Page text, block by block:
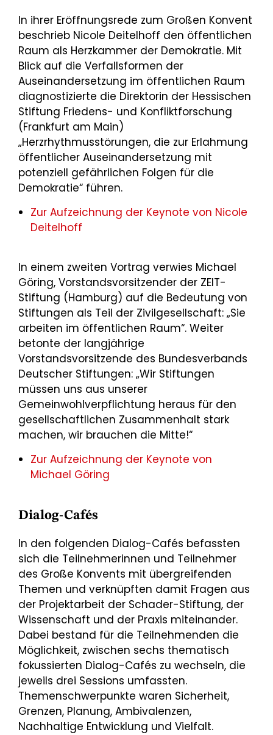
In ihrer Eröffnungsrede zum Großen Konvent
beschrieb Nicole Deitelhoff den öffentlichen
Raum als Herzkammer der Demokratie. Mit
Blick auf die Verfallsformen der
Auseinandersetzung im öffentlichen Raum
diagnostizierte die Direktorin der Hessischen
Stiftung Friedens- und Konfliktforschung
(Frankfurt am Main)
„Herzrhythmusstörungen, die zur Erlahmung
öffentlicher Auseinandersetzung mit
potenziell gefährlichen Folgen für die
Demokratie“ führen.
Zur Aufzeichnung der Keynote von Nicole
Deitelhoff
In einem zweiten Vortrag verwies Michael
Göring, Vorstandsvorsitzender der ZEIT-
Stiftung (Hamburg) auf die Bedeutung von
Stiftungen als Teil der Zivilgesellschaft: „Sie
arbeiten im‎ öffentlichen Raum“. Weiter
betonte der langjährige
Vorstandsvorsitzende des Bundesverbands
Deutscher Stiftungen: „Wir Stiftungen
müssen uns aus unserer
Gemeinwohlverpflichtung heraus für den
gesellschaftlichen Zusammenhalt stark
machen, wir brauchen die Mitte!“
Zur Aufzeichnung der Keynote von
Michael Göring
Dialog-Cafés
In den folgenden Dialog-Cafés befassten
sich die Teilnehmerinnen und Teilnehmer
des Große Konvents mit übergreifenden
Themen und verknüpften damit Fragen aus
der Projektarbeit der Schader-Stiftung, der
Wissenschaft und der Praxis miteinander.
Dabei bestand für die Teilnehmenden die
Möglichkeit, zwischen sechs thematisch
fokussierten Dialog-Cafés zu wechseln, die
jeweils drei Sessions umfassten.
Themenschwerpunkte waren Sicherheit,
Grenzen, Planung, Ambivalenzen,
Nachhaltige Entwicklung und Vielfalt.